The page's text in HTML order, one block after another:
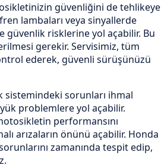
güvenliğini de tehlikeye
lambaları veya sinyallerde
güvenlik risklerine yol açabilir. Bu
gerekir. Servisimiz, tüm
ederek, güvenli sürüşünüzü
sorunları ihmal
problemlere yol açabilir.
performansını
arızaların önünü açabilir. Honda
zamanında tespit edip,